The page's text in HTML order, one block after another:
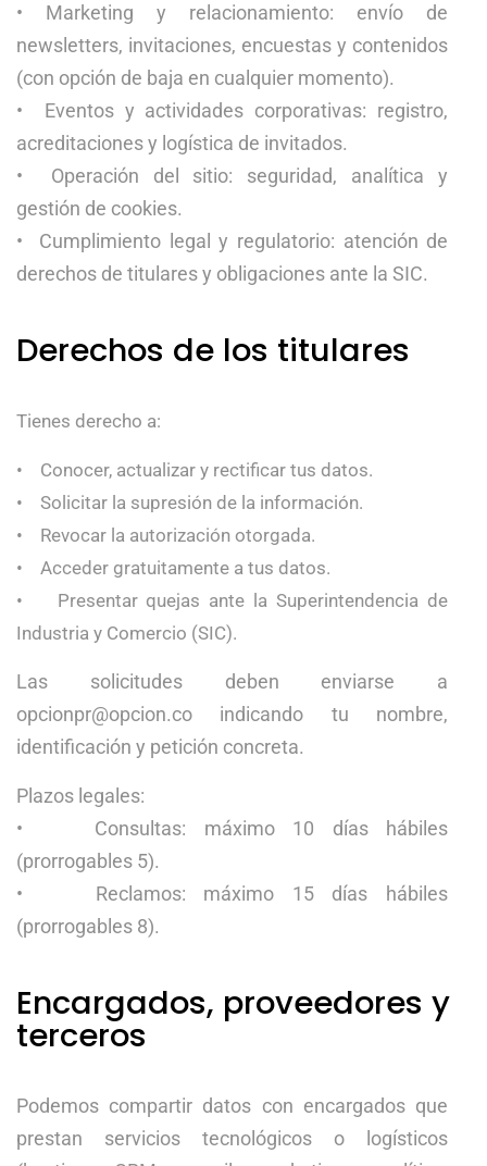
• Marketing y relacionamiento: envío de
newsletters, invitaciones, encuestas y contenidos
(con opción de baja en cualquier momento).
• Eventos y actividades corporativas: registro,
acreditaciones y logística de invitados.
• Operación del sitio: seguridad, analítica y
gestión de cookies.
• Cumplimiento legal y regulatorio: atención de
derechos de titulares y obligaciones ante la SIC.
Derechos de los titulares
Tienes derecho a:
• Conocer, actualizar y rectificar tus datos.
• Solicitar la supresión de la información.
• Revocar la autorización otorgada.
• Acceder gratuitamente a tus datos.
• Presentar quejas ante la Superintendencia de
Industria y Comercio (SIC).
Las solicitudes deben enviarse a
opcionpr@opcion.co indicando tu nombre,
identificación y petición concreta.
Plazos legales:
• Consultas: máximo 10 días hábiles
(prorrogables 5).
• Reclamos: máximo 15 días hábiles
(prorrogables 8).
Encargados, proveedores y
terceros
Podemos compartir datos con encargados que
prestan servicios tecnológicos o logísticos